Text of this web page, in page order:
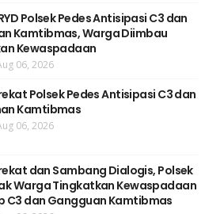
Polsek Pedes Antisipasi C3 dan
Kamtibmas, Warga Diimbau
Kewaspadaan
06, 2026
Polsek Pedes Antisipasi C3 dan
Kamtibmas
06, 2026
dan Sambang Dialogis, Polsek
Warga Tingkatkan Kewaspadaan
C3 dan Gangguan Kamtibmas